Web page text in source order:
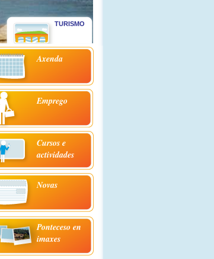
TURISMO
Axenda
Emprego
Cursos e
actividades
Novas
Ponteceso en
imaxes